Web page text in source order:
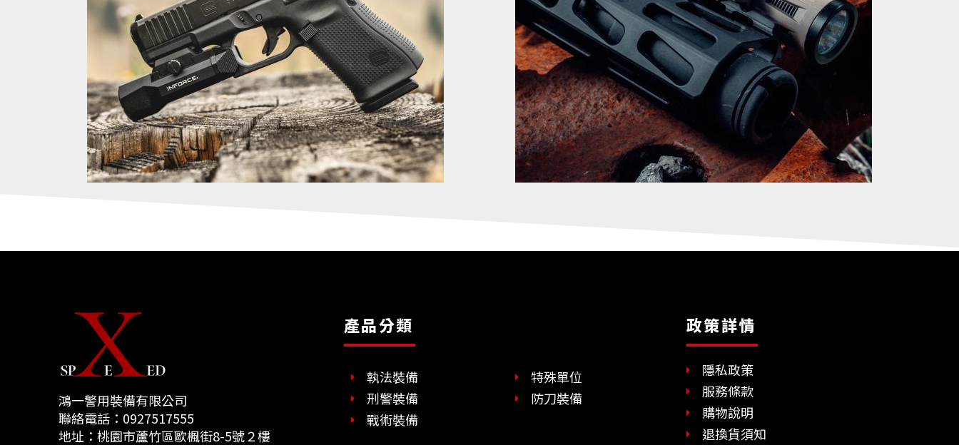
鴻一警用裝備有限公司
聯絡電話： 0927517555
地址： 桃園市蘆竹區歐楓街8-5號２樓
產品分類
執法裝備
刑警裝備
戰術裝備
特殊單位
防刀裝備
政策詳情
隱私政策
服務條款
購物說明
退換貨須知